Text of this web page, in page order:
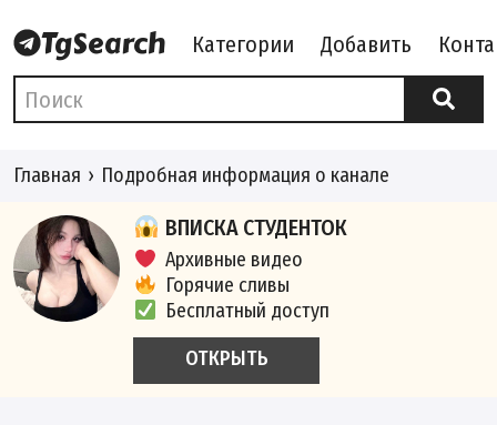
Категории Добавить
Главная Подробная информация о канале
ВПИСКА СТУДЕНТОК
Архивные видео
Горячие сливы
Бесплатный доступ
ОТКРЫТЬ